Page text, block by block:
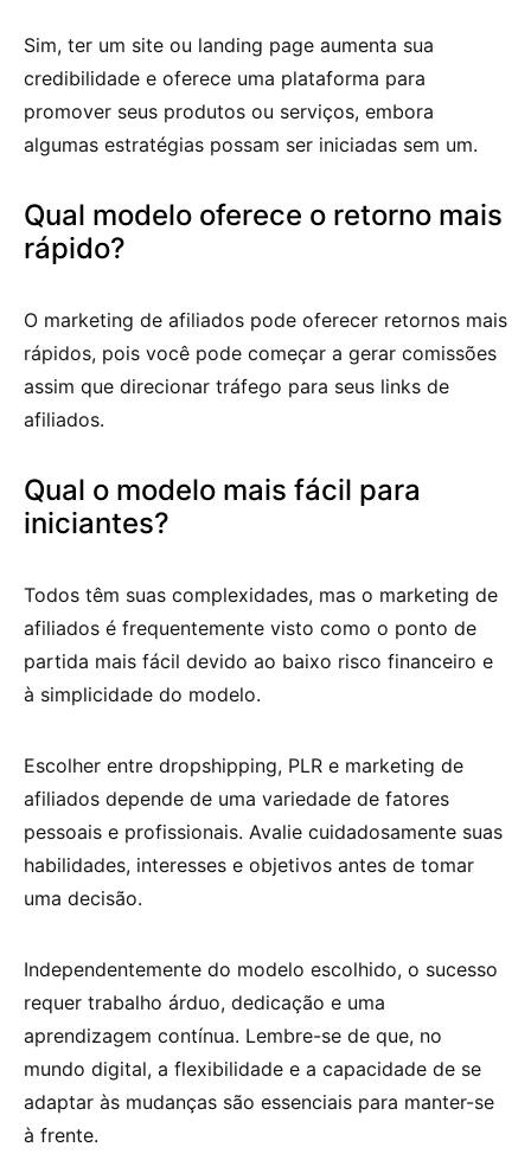
Sim, ter um site ou landing page aumenta sua
credibilidade e oferece uma plataforma para
promover seus produtos ou serviços, embora
algumas estratégias possam ser iniciadas sem um.
Qual modelo oferece o retorno mais
rápido?
O marketing de afiliados pode oferecer retornos mais
rápidos, pois você pode começar a gerar comissões
assim que direcionar tráfego para seus links de
afiliados.
Qual o modelo mais fácil para
iniciantes?
Todos têm suas complexidades, mas o marketing de
afiliados é frequentemente visto como o ponto de
partida mais fácil devido ao baixo risco financeiro e
à simplicidade do modelo.
Escolher entre dropshipping, PLR e marketing de
afiliados depende de uma variedade de fatores
pessoais e profissionais. Avalie cuidadosamente suas
habilidades, interesses e objetivos antes de tomar
uma decisão.
Independentemente do modelo escolhido, o sucesso
requer trabalho árduo, dedicação e uma
aprendizagem contínua. Lembre-se de que, no
mundo digital, a flexibilidade e a capacidade de se
adaptar às mudanças são essenciais para manter-se
à frente.